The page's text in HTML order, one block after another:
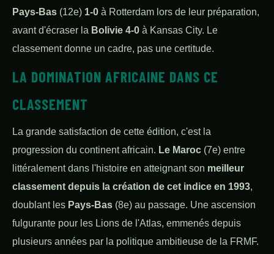
Pays-Bas (12e) 1-0 à Rotterdam lors de leur préparation,
avant d'écraser la Bolivie 4-0 à Kansas City. Le
classement donne un cadre, pas une certitude.
LA DOMINATION AFRICAINE DANS CE
CLASSEMENT
La grande satisfaction de cette édition, c'est la
progression du continent africain. Le Maroc (7e) entre
littéralement dans l'histoire en atteignant son meilleur
classement depuis la création de cet indice en 1993,
doublant les Pays-Bas (8e) au passage. Une ascension
fulgurante pour les Lions de l'Atlas, emmenés depuis
plusieurs années par la politique ambitieuse de la FRMF.